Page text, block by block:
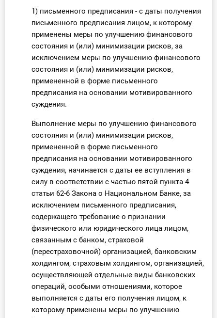
1) письменного предписания - с даты получения
письменного предписания лицом, к которому
применены меры по улучшению финансового
состояния и (или) минимизации рисков, за
исключением меры по улучшению финансового
состояния и (или) минимизации рисков,
примененной в форме письменного
предписания на основании мотивированного
суждения.
Выполнение меры по улучшению финансового
состояния и (или) минимизации рисков,
примененной в форме письменного
предписания на основании мотивированного
суждения, начинается с даты ее вступления в
силу в соответствии с частью пятой пункта 4
статьи 62-6 Закона о Национальном Банке, за
исключением письменного предписания,
содержащего требование о признании
физического или юридического лица лицом,
связанным с банком, страховой
(перестраховочной) организацией, банковским
холдингом, страховым холдингом, организацией,
осуществляющей отдельные виды банковских
операций, особыми отношениями, которое
выполняется с даты его получения лицом, к
которому применены меры по улучшению